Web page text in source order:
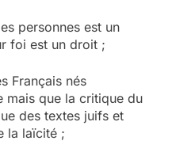
personnes est un
foi est un droit ;
Français nés
mais que la critique du
des textes juifs et
la laïcité ;